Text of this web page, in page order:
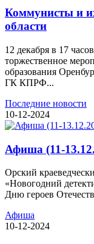
Коммунисты и
области
12 декабря в 17
торжественное
образования
ГК КПРФ...
Последние новости
10-12-2024
Афиша (11-
Орский
«Новогодний
Дню героев
Афиша
10-12-2024